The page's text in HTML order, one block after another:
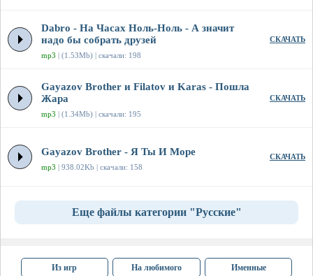
Dabro - На Часах Ноль-Ноль - А значит
надо бы собрать друзей
mp3 | (1.53Mb) | скачали: 198
СКАЧАТЬ
Gayazov Brother и Filatov и Karas - Пошла
Жара
mp3 | (1.34Mb) | скачали: 195
СКАЧАТЬ
Gayazov Brother - Я Ты И Море
mp3 | 938.02Kb | скачали: 158
СКАЧАТЬ
Еще файлы категории "Русские"
Из игр На любимого Именные